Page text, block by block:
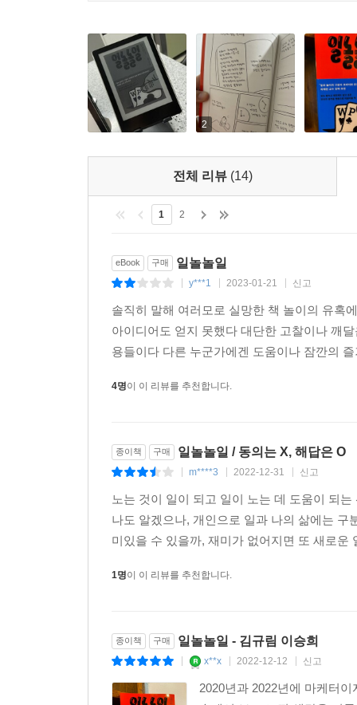
2
전체 리뷰 (14)
1 2
eBook 구매 일놀놀일
y***1 2023-01-21 신고
솔직히 말해 여러모로 실망한 책 놀이의 유혹
아이디어도 얻지 못했다 대단한 고찰이나 깨
용들이다 다른 누군가에겐 도움이나 잠깐의
4명이 이 리뷰를 추천합니다.
종이책 구매 일놀놀일 / 동의는 X, 해답은 O
m****3 2022-12-31 신고
노는 것이 일이 되고 일이 노는 데 도움이 되
나도 알겠으나, 개인으로 일과 나의 삶에는
미있을 수 있을까, 재미가 없어지면 또 새로
1명이 이 리뷰를 추천합니다.
종이책 구매 일놀놀일 - 김규림 이승희
x**x 2022-12-12 신고
2020년과 2022년에 마케터